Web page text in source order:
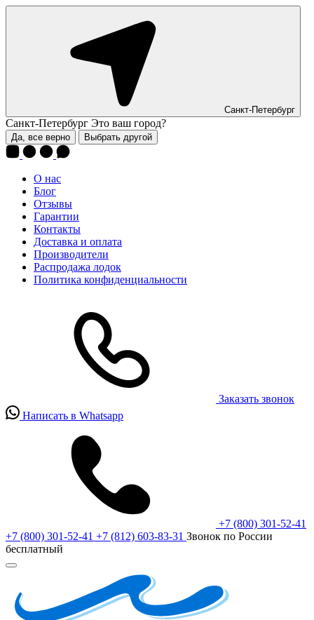
Санкт-Петербург
Санкт-Петербург Это ваш город?
Да, все верно Выбрать другой
О нас
Блог
Отзывы
Гарантии
Контакты
Доставка и оплата
Производители
Распродажа лодок
Политика конфиденциальности
Заказать звонок
Написать в Whatsapp
+7 (800) 301-52-41
+7 (800) 301-52-41 +7 (812) 603-83-31 Звонок по России
бесплатный